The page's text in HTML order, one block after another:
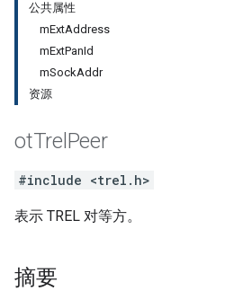
公共属性
mExtAddress
mExtPanId
mSockAddr
资源
otTrel Peer
#include <trel.h>
表示 TREL 对等方。
摘要